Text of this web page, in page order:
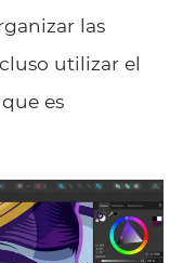
las
utilizar el
es